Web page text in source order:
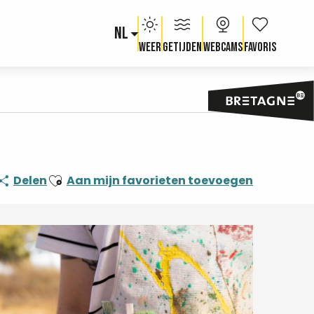
NL
WeerGetijdenWebcams Voir les
DelenAjouter aux favoris
Aan mijn favorieten toevoegen